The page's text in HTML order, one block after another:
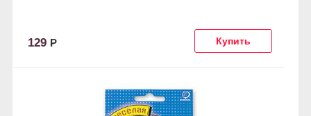
129 Р